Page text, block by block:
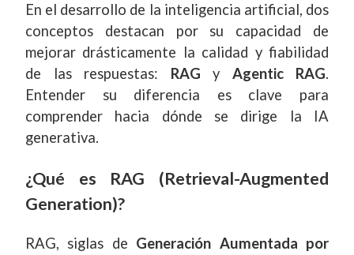
En el desarrollo de la inteligencia artificial, dos
conceptos destacan por su capacidad de
mejorar drásticamente la calidad y fiabilidad
de las respuestas: RAG y Agentic RAG.
Entender su diferencia es clave para
comprender hacia dónde se dirige la IA
generativa.
¿Qué es RAG (Retrieval-Augmented
Generation)?
RAG, siglas de Generación Aumentada por